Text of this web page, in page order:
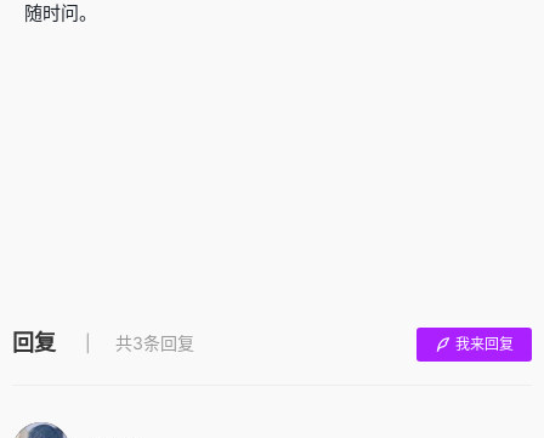
随时问。
回复 共3条回复 我来回复